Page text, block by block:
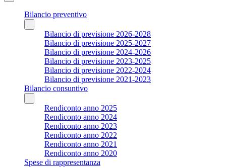
Bilancio preventivo
Bilancio di previsione 2026-2028
Bilancio di previsione 2025-2027
Bilancio di previsione 2024-2026
Bilancio di previsione 2023-2025
Bilancio di previsione 2022-2024
Bilancio di previsione 2021-2023
Bilancio consuntivo
Rendiconto anno 2025
Rendiconto anno 2024
Rendiconto anno 2023
Rendiconto anno 2022
Rendiconto anno 2021
Rendiconto anno 2020
Spese di rappresentanza